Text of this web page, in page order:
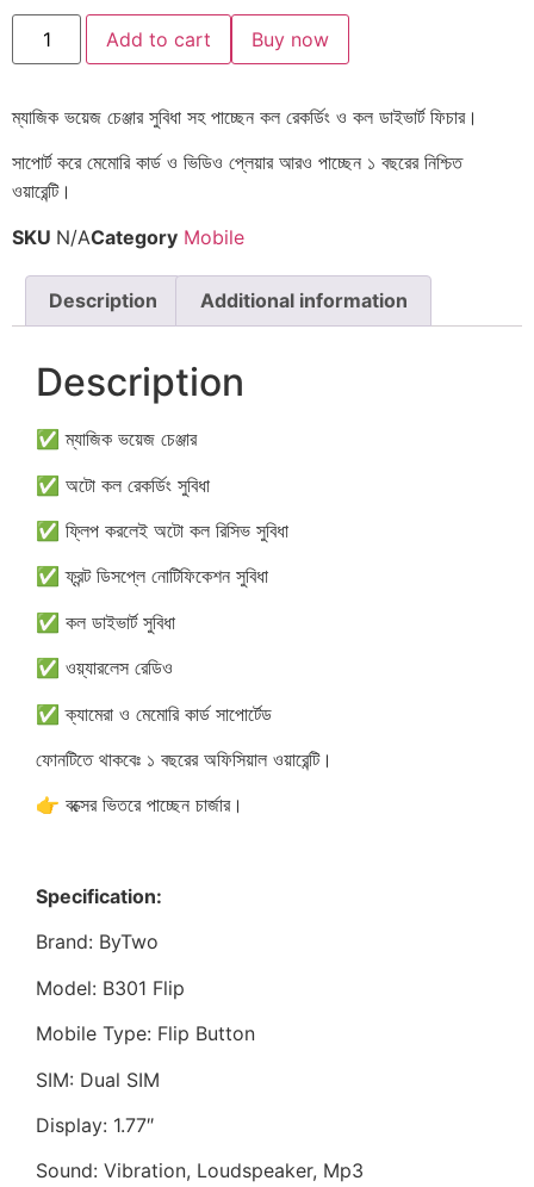
Add to cart Buy now
ম্যাজিক ভয়েজ চেঞ্জার সুবিধা সহ পাচ্ছেন কল রেকর্ডিং ও কল ডাইভার্ট ফিচার।
সাপোর্ট করে মেমোরি কার্ড ও ভিডিও প্লেয়ার আরও পাচ্ছেন ১ বছরের নিশ্চিত
ওয়ারেন্টি।
SKU N/ACategory Mobile
Description Additional information
Description
✅ ম্যাজিক ভয়েজ চেঞ্জার
✅ অটো কল রেকর্ডিং সুবিধা
✅ ফ্লিপ করলেই অটো কল রিসিভ সুবিধা
✅ ফ্রন্ট ডিসপ্লে নোটিফিকেশন সুবিধা
✅ কল ডাইভার্ট সুবিধা
✅ ওয়্যারলেস রেডিও
✅ ক্যামেরা ও মেমোরি কার্ড সাপোর্টেড
ফোনটিতে থাকবেঃ ১ বছরের অফিসিয়াল ওয়ারেন্টি।
👉 বক্সের ভিতরে পাচ্ছেন চার্জার।
Specification:
Brand: ByTwo
Model: B301 Flip
Mobile Type: Flip Button
SIM: Dual SIM
Display: 1.77″
Sound: Vibration, Loudspeaker, Mp3